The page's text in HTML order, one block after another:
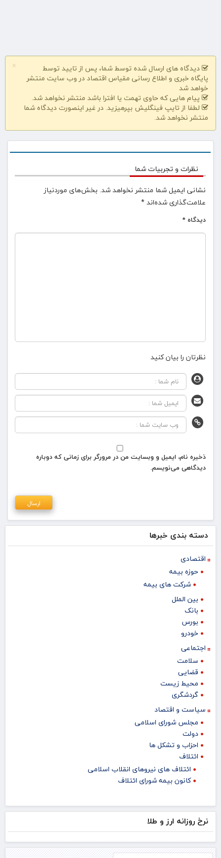
×
دیدگاه های ارسال شده توسط شما، پس از تایید توسط
پایگاه خبری و اطلاع رسانی مقیاس اقتصاد در وب سایت منتشر
خواهد شد
پیام هایی که حاوی تهمت یا افترا باشد منتشر نخواهد شد.
لطفا از تایپ فینگلیش بپرهیزید. در غیر اینصورت دیدگاه شما
منتشر نخواهد شد.
نظرات و تجربیات شما
نشانی ایمیل شما منتشر نخواهد شد. بخش‌های موردنیاز
علامت‌گذاری شده‌اند*
دیدگاه *
نظرتان را بیان کنید
ذخیره نام، ایمیل و وبسایت من در مرورگر برای زمانی که دوباره
دیدگاهی می‌نویسم.
دسته بندی خبرها
اقتصادی
حوزه بیمه
شرکت های بیمه
بین الملل
بانک
بورس
خودرو
اجتماعی
سلامت
قضایی
محیط زیست
گردشگری
سیاست و اقتصاد
مجلس شورای اسلامی
دولت
احزاب و تشکل ها
ائتلاف
ائتلاف های نیروهای انقلاب اسلامی
کانون بیمه شورای ائتلاف
نرخ روزانه ارز و طلا